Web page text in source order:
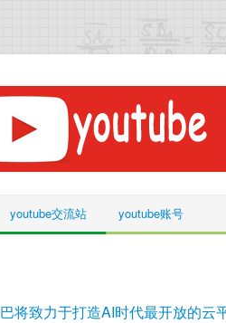
youtube交流站 youtube账号
将致力于打造AI时代最开放的云平